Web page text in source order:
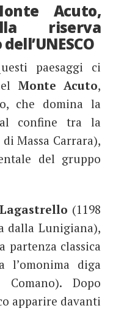
Acuto,
riserva
paesaggi ci
Monte Acuto,
che domina la
confine tra la
Massa Carrara),
del gruppo
(1198
dalla Lunigiana),
partenza classica
l’omonima diga
Comano). Dopo
apparire davanti